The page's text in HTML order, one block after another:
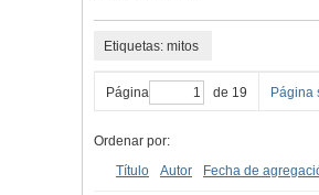
Etiquetas: mitos
Página de 19 Página
Ordenar por:
Título
Autor Fecha de